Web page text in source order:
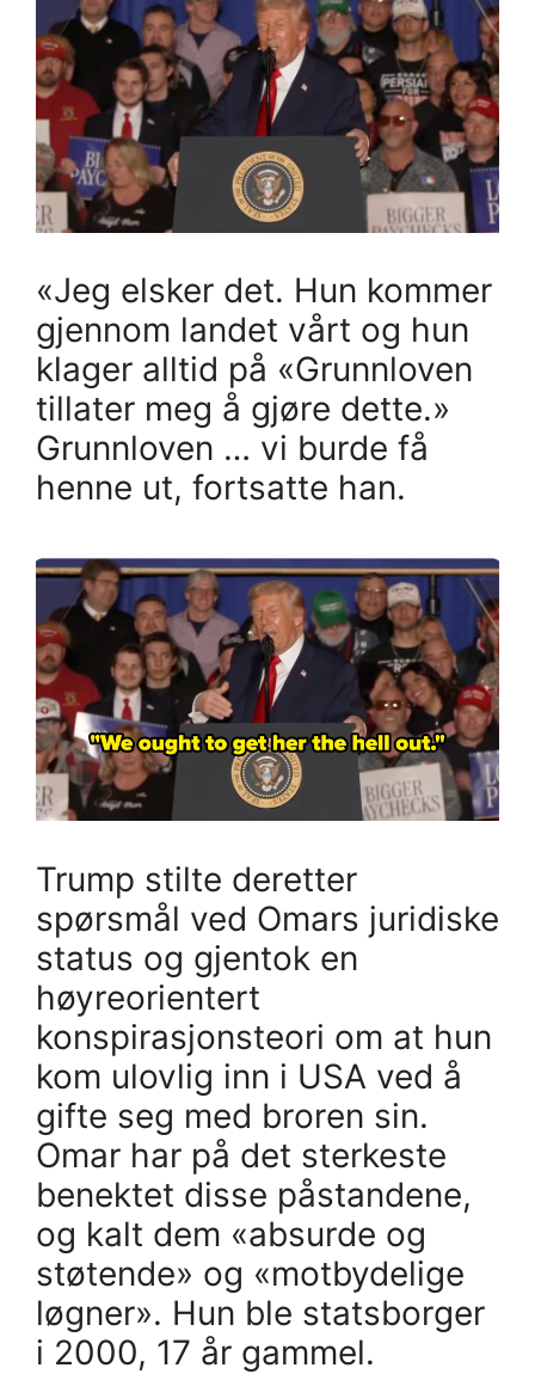
«Jeg elsker det. Hun kommer
gjennom landet vårt og hun
klager alltid på «Grunnloven
tillater meg å gjøre dette.»
Grunnloven … vi burde få
henne ut, fortsatte han.
Trump stilte deretter
spørsmål ved Omars juridiske
status og gjentok en
høyreorientert
konspirasjonsteori om at hun
kom ulovlig inn i USA ved å
gifte seg med broren sin.
Omar har på det sterkeste
benektet disse påstandene,
og kalt dem «absurde og
støtende» og «motbydelige
løgner». Hun ble statsborger
i 2000, 17 år gammel.